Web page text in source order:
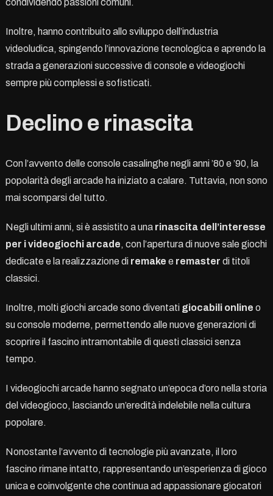
Inoltre, hanno contribuito allo sviluppo dell’industria
videoludica, spingendo l’innovazione tecnologica e aprendo la
strada a generazioni successive di console e videogiochi
sempre più complessi e sofisticati.
Declino e rinascita
Con l’avvento delle console casalinghe negli anni ’80 e ’90, la
popolarità degli arcade ha iniziato a calare. Tuttavia, non sono
mai scomparsi del tutto.
Negli ultimi anni, si è assistito a una rinascita dell’interesse
per i videogiochi arcade, con l’apertura di nuove sale giochi
dedicate e la realizzazione di remake e remaster di titoli
classici.
Inoltre, molti giochi arcade sono diventati giocabili online o
su console moderne, permettendo alle nuove generazioni di
scoprire il fascino intramontabile di questi classici senza
tempo.
I videogiochi arcade hanno segnato un’epoca d’oro nella storia
del videogioco, lasciando un’eredità indelebile nella cultura
popolare.
Nonostante l’avvento di tecnologie più avanzate, il loro
fascino rimane intatto, rappresentando un’esperienza di gioco
unica e coinvolgente che continua ad appassionare giocatori